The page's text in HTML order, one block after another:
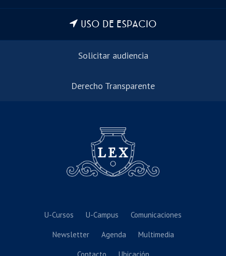
USO DE ESPACIO
Solicitar audiencia
Derecho Transparente
U-Cursos U-Campus Comunicaciones
Newsletter Agenda Multimedia